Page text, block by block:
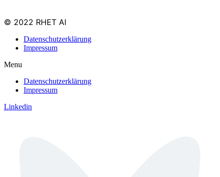
© 2022 RHET AI
Datenschutzerklärung
Impressum
Menu
Datenschutzerklärung
Impressum
Linkedin